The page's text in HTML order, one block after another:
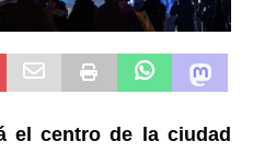
el centro de la ciudad